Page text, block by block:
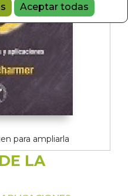
Aceptar todas
para ampliarla
LA